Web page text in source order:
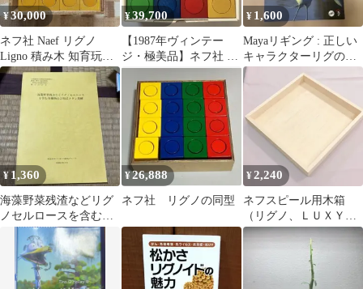
¥30,000
ネフ社 Naef リグノ
Ligno 積み木 知育玩具
木のおもちゃ
¥39,700
【1987年ヴィンテー
ジ・極美品】ネフ社 リ
グノ Ligno 積み木 正規
¥ 1,600
Mayaリギング : 正しい
キャラクターリグの作
り方
¥ 1,360
海藻野菜残渣などリグ
ノセルロースを含む有
機物の2相式メタン発
酵 論文
¥26,888
ネフ社 リグノの同型
¥2,240
ネフスピール用木箱
（リグノ、ＬＵＸＹブ
ロック収納にも）